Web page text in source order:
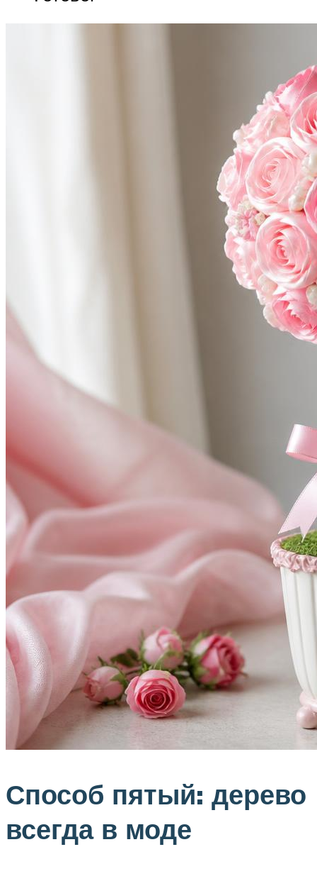
Способ пятый: дерево
всегда в моде